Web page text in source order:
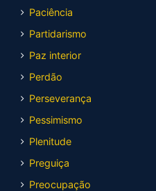
Paciência
Partidarismo
Paz interior
Perdão
Perseverança
Pessimismo
Plenitude
Preguiça
Preocupação